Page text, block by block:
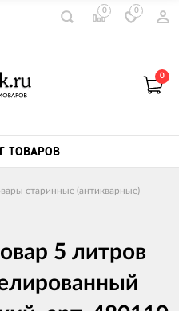
0 0
0
ТОВАРОВ
старинные (антикварные)
5 литров